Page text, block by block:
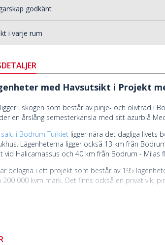
godkänt
i varje rum
med Havsutsikt i Projekt
i skogen som består av pinje- och olivträd i
en årslång semesterkänsla med sitt azurblå
i Bodrum Turkiet ligger nära det dagliga livets
Lägenheterna ligger också 13 km från
vid Halicarnassus och 40 km från Bodrum - Milas
belägna i ett projekt som består av 195
200 000 kvm mark. Det finns också en privat vik,
av rum ändras beroende på lägenhetstyper.